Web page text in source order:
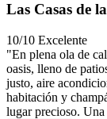
Las Casas de
10/10 Excelente
"En plena ola de
oasis, lleno de
justo, aire
habitación y
lugar precioso.